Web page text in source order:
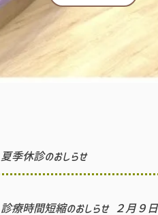
夏季休診のおしらせ
診療時間短縮のおしらせ ２月９日